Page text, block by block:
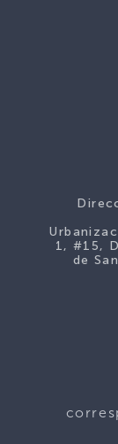
1, #15,
de